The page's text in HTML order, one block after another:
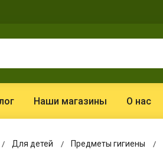
Наши магазины О нас
Для детей Предметы гигиены